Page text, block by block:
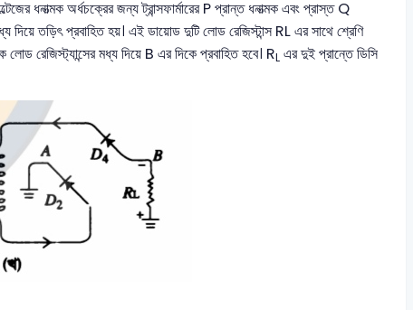
ধনাত্মক অর্ধচক্রের জন্য ট্রান্সফার্মারের P প্রান্ত ধনাত্মক এবং প্রাস্ত Q
দিয়ে তড়িৎ প্রবাহিত হয়। এই ডায়োড দুটি লোড রেজিস্টান্স RL এর সাথে শ্রেণি
রেজিস্ট্যান্সের মধ্য দিয়ে B এর দিকে প্রবাহিত হবে। RL এর দুই প্রান্তে ডিসি